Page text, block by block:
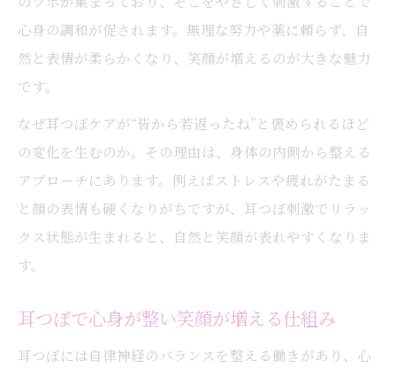
耳つぼの継続で得られる若返りのコツ
耳つぼと自然な若返りの関係を知ろう
忙しい女性にも手軽な耳つぼケア術
時短でできる耳つぼケアの具体的な手順
耳つぼジュエリーでおしゃれにケアを実践
耳つぼの継続がもたらす笑顔と健康の変化
耳つぼで心も体も前向きな生活を目指す
心身の調和が促されます。無理な努力や薬に頼らず、自
然と表情が柔らかくなり、笑顔が増えるのが大きな魅力
です。
なぜ耳つぼケアが“皆から若返ったね”と褒められるほど
の変化を生むのか。その理由は、身体の内側から整える
アプローチにあります。例えばストレスや疲れがたまる
と顔の表情も硬くなりがちですが、耳つぼ刺激でリラッ
クス状態が生まれると、自然と笑顔が表れやすくなりま
す。
耳つぼで心身が整い笑顔が増える仕組み
耳つぼには自律神経のバランスを整える働きがあり、心